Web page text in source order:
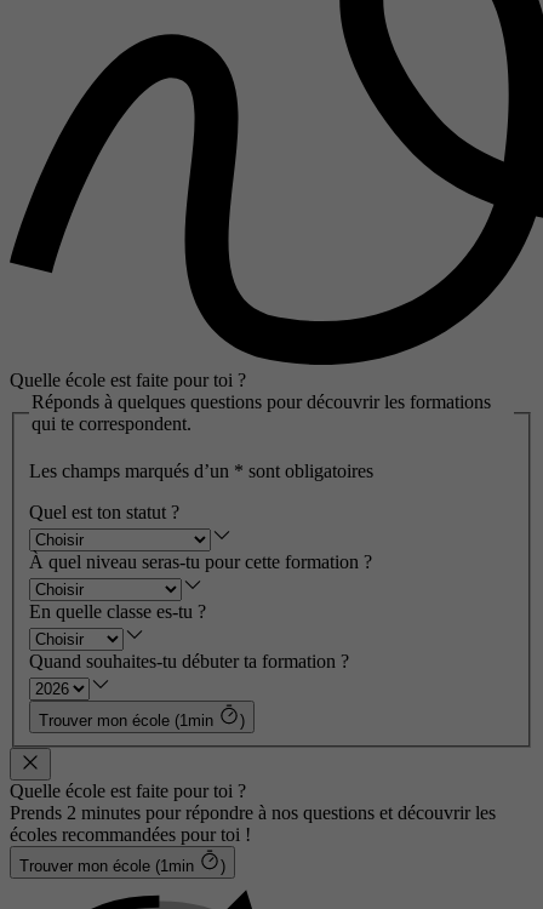
Quelle école est faite pour toi ?
Réponds à quelques questions pour découvrir les formations
qui te correspondent.
Les champs marqués d’un * sont obligatoires
Quel est ton statut ?
À quel niveau seras-tu pour cette formation ?
En quelle classe es-tu ?
Quand souhaites-tu débuter ta formation ?
Trouver mon école (1min )
Quelle école est faite pour toi ?
Prends 2 minutes pour répondre à nos questions et découvrir les
écoles recommandées pour toi !
Trouver mon école (1min )